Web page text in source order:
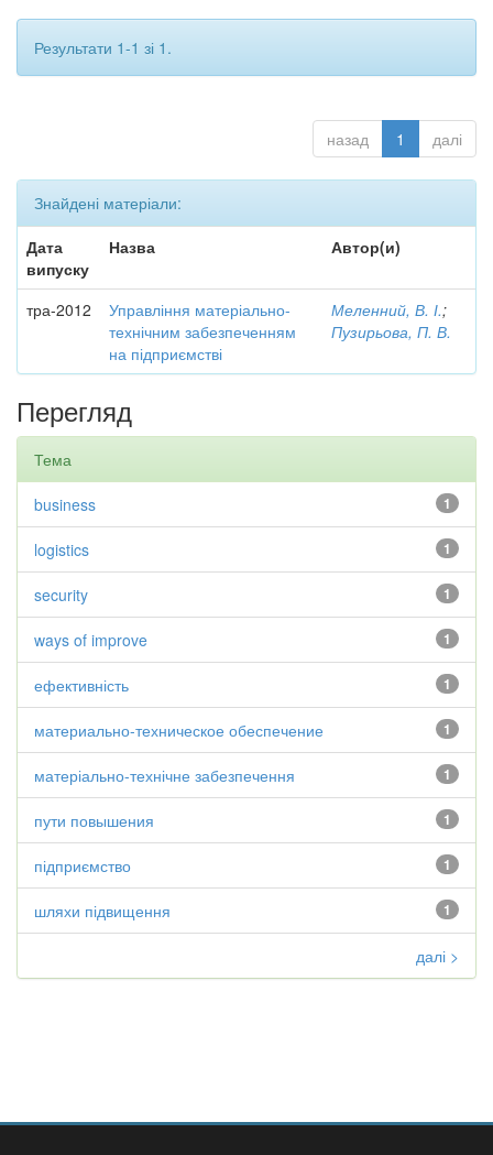
Результати 1-1 зі 1.
назад 1 далі
Знайдені матеріали:
Дата
випуску
Назва Автор(и)
тра-2012
Управління матеріально-
технічним забезпеченням
на підприємстві
Меленний, В. І.;
Пузирьова, П. В.
Перегляд
Тема
1
business
1
logistics
1
security
1
ways of improve
1
ефективність
1
материально-техническое обеспечение
1
матеріально-технічне забезпечення
1
пути повышения
1
підприємство
1
шляхи підвищення
далі >